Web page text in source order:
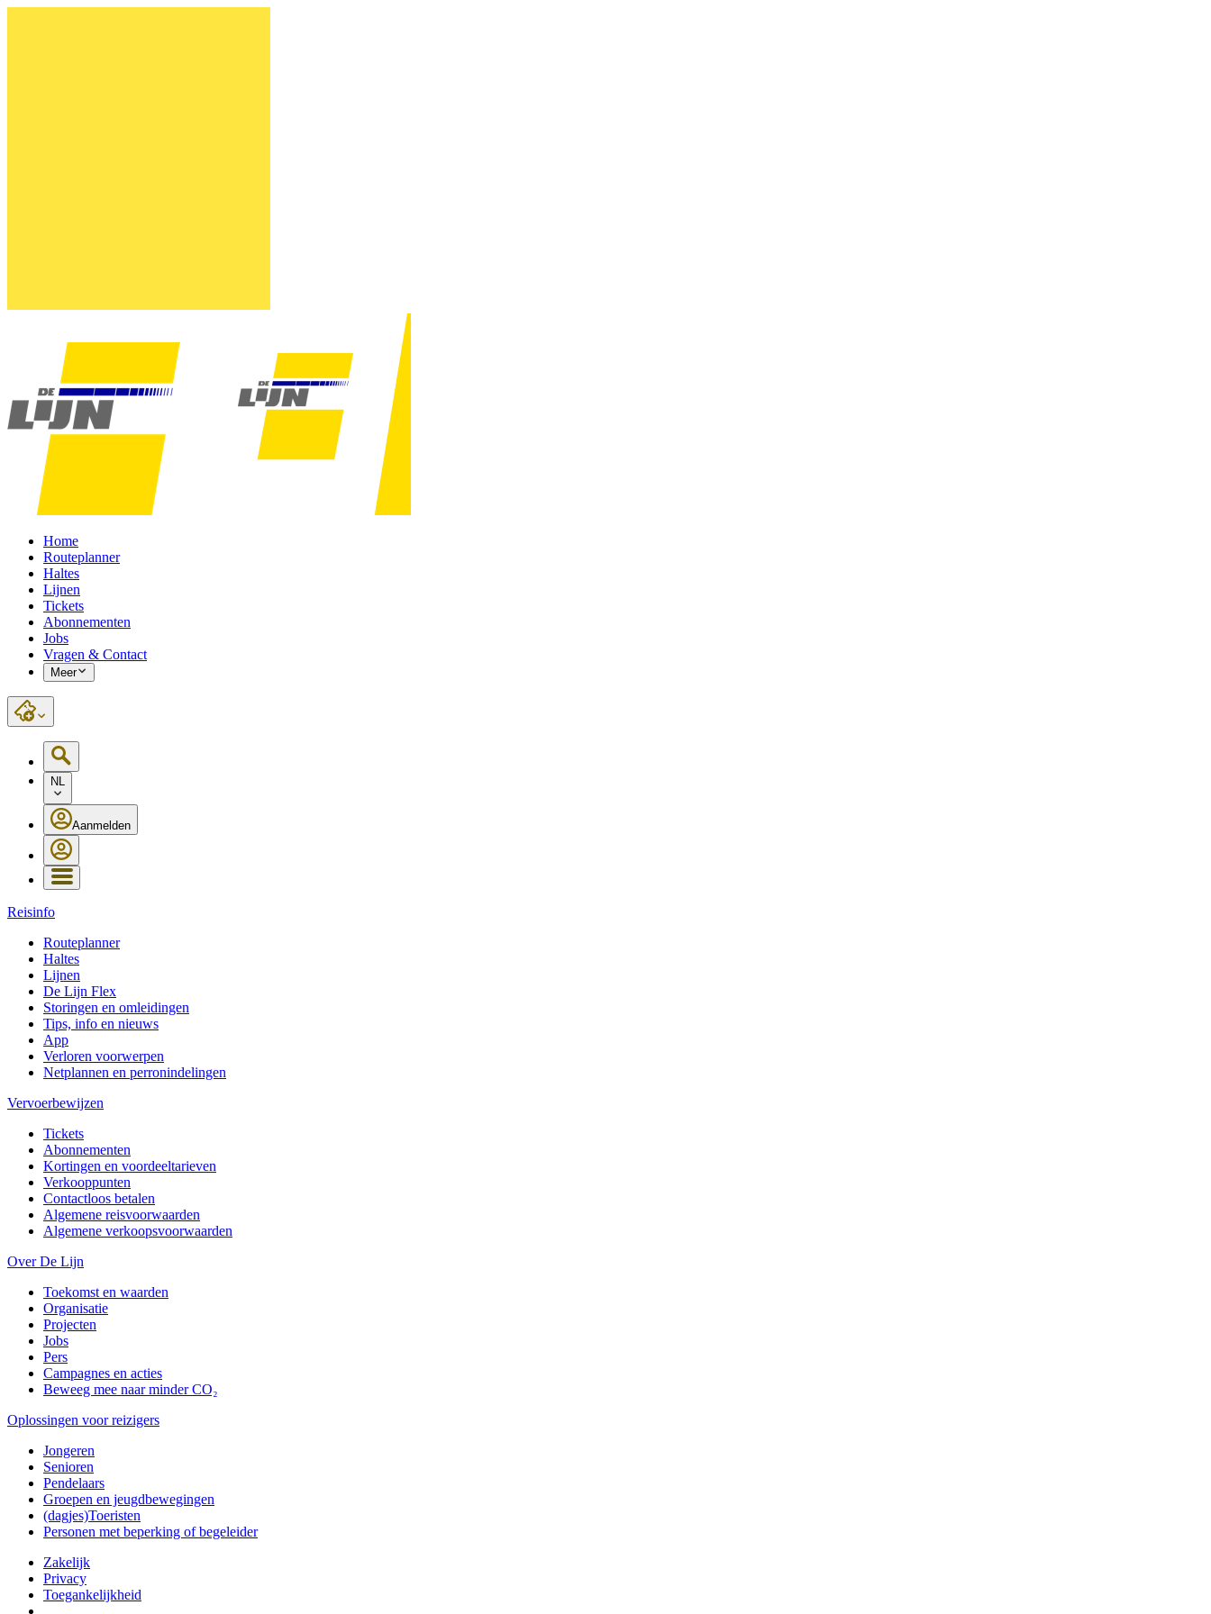
Home
Routeplanner
Haltes
Lijnen
Tickets
Abonnementen
Jobs
Vragen & Contact
Meer
NL
Aanmelden
Reisinfo
Routeplanner
Haltes
Lijnen
De Lijn Flex
Storingen en omleidingen
Tips, info en nieuws
App
Verloren voorwerpen
Netplannen en perronindelingen
Vervoerbewijzen
Tickets
Abonnementen
Kortingen en voordeeltarieven
Verkooppunten
Contactloos betalen
Algemene reisvoorwaarden
Algemene verkoopsvoorwaarden
Over De Lijn
Toekomst en waarden
Organisatie
Projecten
Jobs
Pers
Campagnes en acties
Beweeg mee naar minder CO₂
Oplossingen voor reizigers
Jongeren
Senioren
Pendelaars
Groepen en jeugdbewegingen
(dagjes)Toeristen
Personen met beperking of begeleider
Zakelijk
Privacy
Toegankelijkheid